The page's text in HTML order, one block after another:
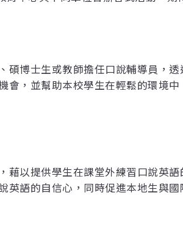
碩博士生或教師擔任口說輔導員，透
會，並幫助本校學生在輕鬆的環境中
藉以提供學生在課堂外練習口說英語
英語的自信心，同時促進本地生與國